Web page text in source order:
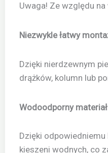
Uwaga! Ze względu
Niezwykle łatwy
Dzięki nierdzewnym
drążków, kolumn lub
Wodoodporny
Dzięki
kieszeni wodnych, co